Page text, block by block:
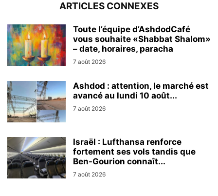
ARTICLES CONNEXES
Toute l’équipe d’AshdodCafé
vous souhaite «Shabbat Shalom»
– date, horaires, paracha
7 août 2026
Ashdod : attention, le marché est
avancé au lundi 10 août...
7 août 2026
Israël : Lufthansa renforce
fortement ses vols tandis que
Ben-Gourion connaît...
7 août 2026